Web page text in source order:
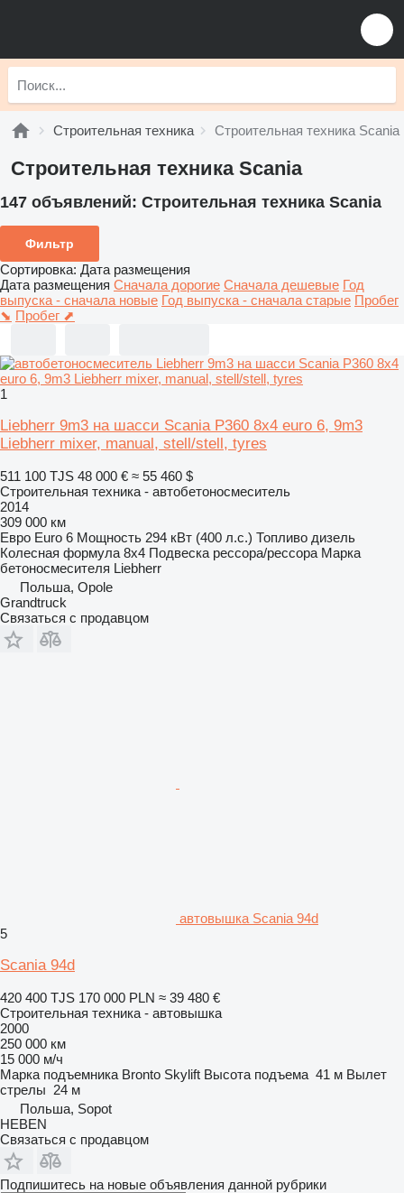
Строительная техника Строительная техника Scania
Строительная техника Scania
147 объявлений: Строительная техника Scania
Фильтр
Сортировка: Дата размещения
Дата размещения Сначала дорогие Сначала дешевые Год
выпуска - сначала новые Год выпуска - сначала старые Пробег
⬊ Пробег ⬈
1
Liebherr 9m3 на шасси Scania P360 8x4 euro 6, 9m3
Liebherr mixer, manual, stell/stell, tyres
511 100 TJS 48 000 € ≈ 55 460 $
Строительная техника - автобетоносмеситель
2014
309 000 км
Евро Euro 6 Мощность 294 кВт (400 л.с.) Топливо дизель
Колесная формула 8x4 Подвеска рессора/рессора Марка
бетоносмесителя Liebherr
Польша, Opole
Grandtruck
Связаться с продавцом
автовышка Scania 94d
5
Scania 94d
420 400 TJS 170 000 PLN ≈ 39 480 €
Строительная техника - автовышка
2000
250 000 км
15 000 м/ч
Марка подъемника Bronto Skylift Высота подъема 41 м Вылет
стрелы 24 м
Польша, Sopot
HEBEN
Связаться с продавцом
Подпишитесь на новые объявления данной рубрики